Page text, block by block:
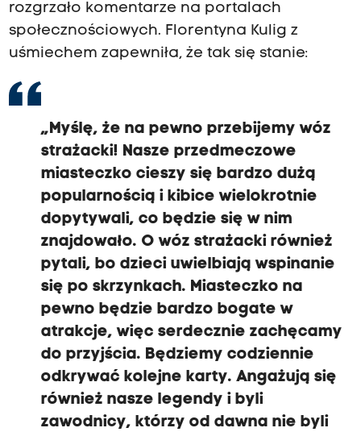
rozgrzało komentarze na portalach
społecznościowych. Florentyna Kulig z
uśmiechem zapewniła, że tak się stanie:
„Myślę, że na pewno przebijemy wóz
strażacki! Nasze przedmeczowe
miasteczko cieszy się bardzo dużą
popularnością i kibice wielokrotnie
dopytywali, co będzie się w nim
znajdowało. O wóz strażacki również
pytali, bo dzieci uwielbiają wspinanie
się po skrzynkach. Miasteczko na
pewno będzie bardzo bogate w
atrakcje, więc serdecznie zachęcamy
do przyjścia. Będziemy codziennie
odkrywać kolejne karty. Angażują się
również nasze legendy i byli
zawodnicy, którzy od dawna nie byli